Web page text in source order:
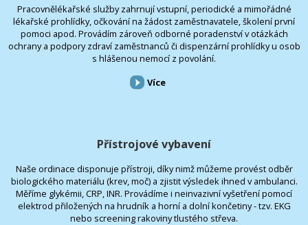
Pracovnělékařské služby zahrnují vstupní, periodické a mimořádné
lékařské prohlídky, očkování na žádost zaměstnavatele, školení první
pomoci apod. Provádím zároveň odborné poradenství v otázkách
ochrany a podpory zdraví zaměstnanců či dispenzární prohlídky u osob
s hlášenou nemocí z povolání.
Více
Přístrojové vybavení
Naše ordinace disponuje přístroji, díky nimž můžeme provést odběr
biologického materiálu (krev, moč) a zjistit výsledek ihned v ambulanci.
Měříme glykémii, CRP, INR. Provádíme i neinvazivní vyšetření pomocí
elektrod přiložených na hrudník a horní a dolní končetiny - tzv. EKG
nebo screening rakoviny tlustého střeva.